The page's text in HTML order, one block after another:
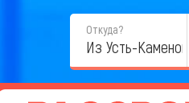
Откуда?
Из Усть-